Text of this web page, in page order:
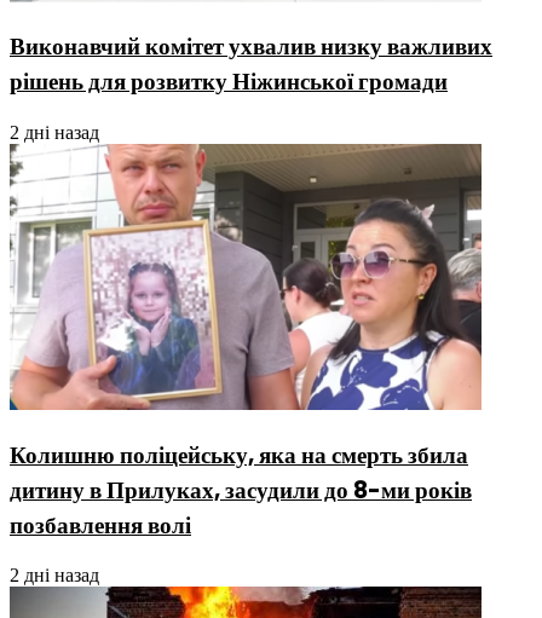
Виконавчий комітет ухвалив низку важливих
рішень для розвитку Ніжинської громади
2 дні назад
Колишню поліцейську, яка на смерть збила
дитину в Прилуках, засудили до 8-ми років
позбавлення волі
2 дні назад